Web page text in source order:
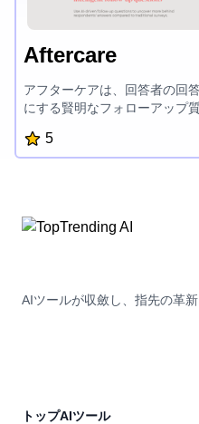
Aftercare
アフターケアは、回答者の回
にする賢明なフォローアップ
ムです。柔軟なワークフロー
ピック質問とフォローアップ
5
AIツールが収斂し、指先の革新
トップAIツール